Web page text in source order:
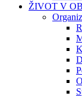
ŽIVOT V